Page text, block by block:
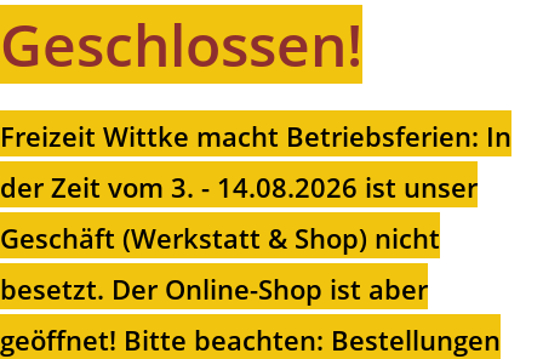
Geschlossen!
Freizeit Wittke macht Betriebsferien: In
der Zeit vom 3. - 14.08.2026 ist unser
Geschäft (Werkstatt & Shop) nicht
besetzt. Der Online-Shop ist aber
geöffnet! Bitte beachten: Bestellungen